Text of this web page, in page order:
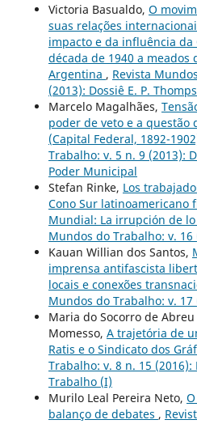
Victoria Basualdo, O
suas relações
impacto e da influência da
década de 1940 a meados
Argentina , Revista
(2013): Dossiê E. P.
Marcelo Magalhães,
poder de veto e a
(Capital Federal, 1892-
Trabalho: v. 5 n. 9 (2013):
Poder Municipal
Stefan Rinke, Los
Cono Sur latinoamericano
Mundial: La irrupción de
Mundos do Trabalho: v. 16
Kauan Willian dos Santos,
imprensa antifascista
locais e conexões
Mundos do Trabalho: v. 17
Maria do Socorro de
Momesso, A trajetória de
Ratis e o Sindicato dos
Trabalho: v. 8 n. 15
Trabalho (I)
Murilo Leal Pereira Neto,
balanço de debates ,